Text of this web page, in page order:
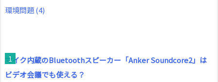
環境問題(4)
マイク内蔵のBluetoothスピーカー「Anker Soundcore2」は
ビデオ会議でも使える？